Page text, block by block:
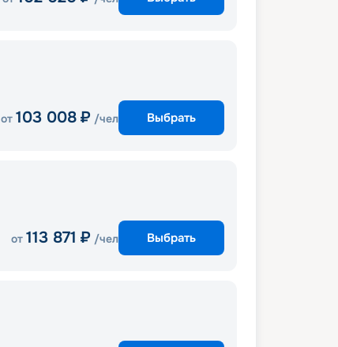
от 103 008 ₽ /чел Выбрать
от 113 871 ₽ /чел Выбрать